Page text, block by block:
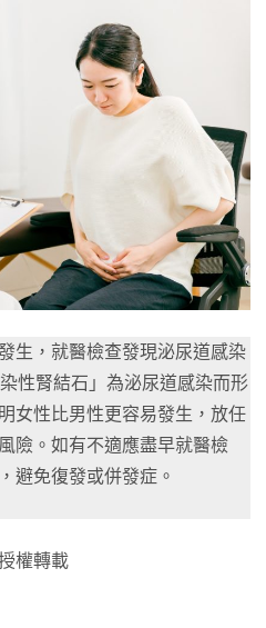
生，就醫檢查發現泌尿道感染
性腎結石」為泌尿道感染而形
女性比男性更容易發生，放任
險。如有不適應盡早就醫檢
避免復發或併發症。
權轉載